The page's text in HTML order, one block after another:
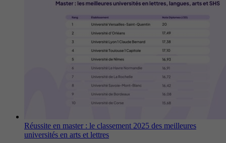
Réussite en master : le classement 2025 des meilleures
universités en arts et lettres